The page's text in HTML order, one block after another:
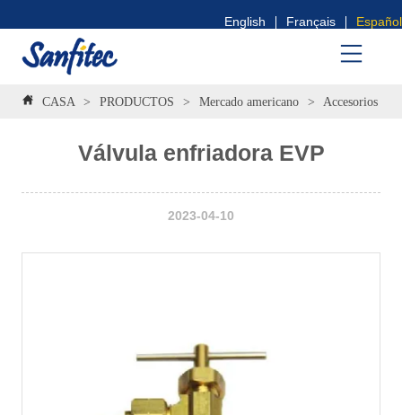
English Français Español
CASA > PRODUCTOS > Mercado americano > Accesorios de
Válvula enfriadora EVP
2023-04-10